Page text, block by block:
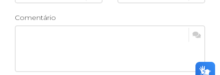
Comentário